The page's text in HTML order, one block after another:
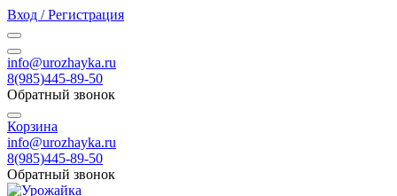
Вход / Регистрация
info@urozhayka.ru
8(985)445-89-50
Обратный звонок
Корзина
info@urozhayka.ru
8(985)445-89-50
Обратный звонок